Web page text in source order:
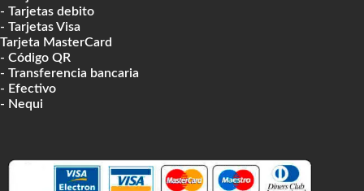
- Tarjetas debito
- Tarjetas Visa
Tarjeta MasterCard
- Código QR
- Transferencia bancaria
- Efectivo
- Nequi